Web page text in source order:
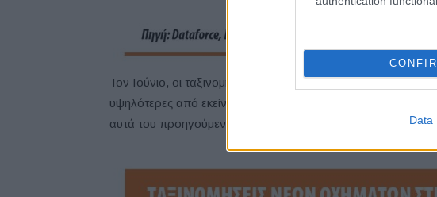
Data
Τον Ιούνιο, οι ταξινομήσεις νέων αυτοκινήτων στις μεγάλες
υψηλότερες από εκείνες του 2022. Τα νέα στοιχεία
αυτά του προηγούμενου έτους.